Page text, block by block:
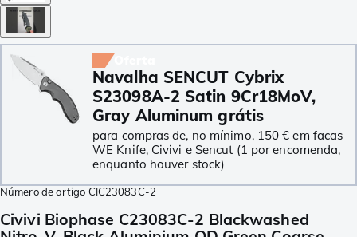
Navalha SENCUT Cybrix
S23098A-2 Satin 9Cr18MoV,
Gray Aluminum grátis
para compras de, no mínimo, 150 € em facas
WE Knife, Civivi e Sencut (1 por encomenda,
enquanto houver stock)
Número de artigo CIC23083C-2
Civivi Biophase C23083C-2 Blackwashed